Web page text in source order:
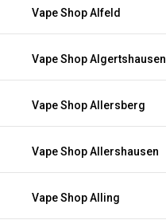
Vape Shop Alfeld
Vape Shop Algertshausen
Vape Shop Allersberg
Vape Shop Allershausen
Vape Shop Alling